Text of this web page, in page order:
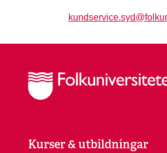
Kurser & utbildningar